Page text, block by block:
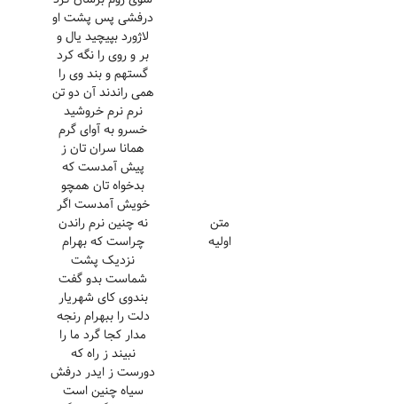
متن
اولیه
درفشی پس پشت او
لاژورد بپیچید یال و
بر و روی را نگه کرد
گستهم و بند وی را
همی راندند آن دو تن
نرم نرم خروشید
خسرو به آوای گرم
همانا سران تان ز
پیش آمدست که
بدخواه تان همچو
خویش آمدست اگر
نه چنین نرم راندن
چراست که بهرام
نزدیک پشت
شماست بدو گفت
بندوی کای شهریار
دلت را ببهرام رنجه
مدار کجا گرد ما را
نبیند ز راه که
دورست ز ایدر درفش
سیاه چنین است